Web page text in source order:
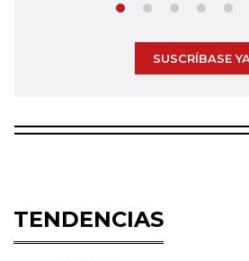
SUSCRÍBASE
TENDENCIAS